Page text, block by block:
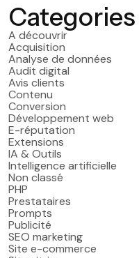
Categories
A découvrir
Acquisition
Analyse de données
Audit digital
Avis clients
Contenu
Conversion
Développement web
E-réputation
Extensions
IA & Outils
Intelligence artificielle
Non classé
PHP
Prestataires
Prompts
Publicité
SEO marketing
Site e-commerce